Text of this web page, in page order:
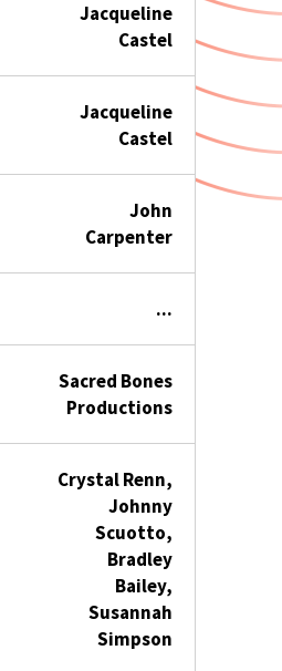
Jacqueline
Castel
Jacqueline
Castel
John
Carpenter
...
Sacred Bones
Productions
Crystal Renn,
Johnny
Scuotto,
Bradley
Bailey,
Susannah
Simpson